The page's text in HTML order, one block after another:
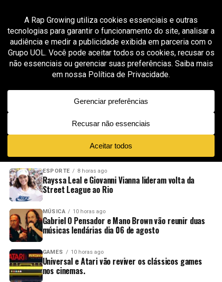
All posts tagged "Josh Garnett Show You How"
GROOVER X RAP GROWING 1 mês ago
Josh Garnett reforça sua visão artística com
“Show You How”, faixa que une melodia,
introspecção e constância
NOVIDADES EM ALTA VÍDEOS
ESPORTE 8 horas ago
Rayssa Leal e Giovanni Vianna lideram volta da
Street League ao Rio
MÚSICA 10 horas ago
Gabriel O Pensador e Mano Brown vão reunir duas
músicas lendárias dia 06 de agosto
GAMES 10 horas ago
Universal e Atari vão reviver os clássicos games
nos cinemas.